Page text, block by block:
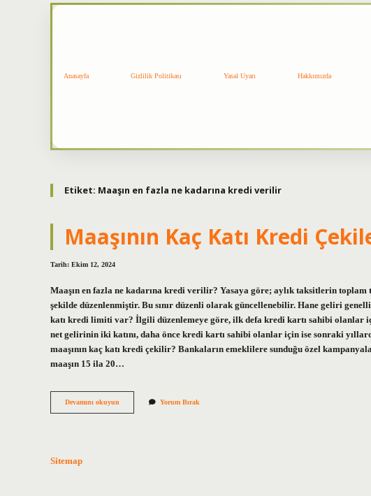
Anasayfa Gizlilik Politikası Yasal Uyarı Hakkımızda
Etiket: Maaşın en fazla ne kadarına kredi verilir
Maaşının Kaç Katı Kredi
Tarih: Ekim 12, 2024
Maaşın en fazla ne kadarına kredi verilir? Yasaya göre; aylık taksitlerin
şekilde düzenlenmiştir. Bu sınır düzenli olarak güncellenebilir. Hane geliri
katı kredi limiti var? İlgili düzenlemeye göre, ilk defa kredi kartı sahibi olanlar
net gelirinin iki katını, daha önce kredi kartı sahibi olanlar için ise sonraki
maaşının kaç katı kredi çekilir? Bankaların emeklilere sunduğu özel
maaşın 15 ila 20…
Devamını okuyun
Kaç
Yorum Bırak
Sitemap